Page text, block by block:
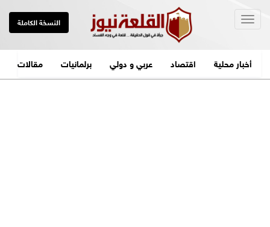
النسخة الكاملة
أخبار محلية اقتصاد عربي و دولي برلمانيات مقالات